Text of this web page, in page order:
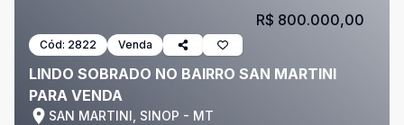
Cód: 2822 Venda
LINDO SOBRADO NO BAIRRO SAN MARTINI
PARA VENDA
SAN MARTINI, SINOP - MT
R$ 800.000,00